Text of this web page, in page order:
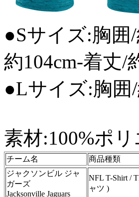
●Sサイズ:胸囲
約104cm-着丈/
●Lサイズ:胸囲
素材:100%ポ
チーム名 商品種類
ジャクソンビル ジャ
ガーズ
Jacksonville Jaguars
NFL T-Shirt /
ャツ )